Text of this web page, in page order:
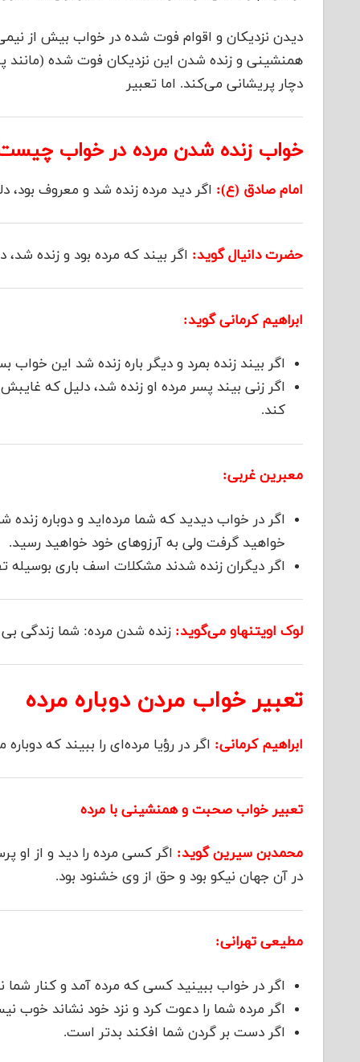
دیدن نزدیکان و اقوام فوت شده در خواب بیش از
همنشینی و زنده شدن این نزدیکان فوت شده (مانند
دچار پریشانی می‌کند. اما تعبیر
خواب زنده شدن مرده در خواب
امام صادق (ع): اگر دید مرده زنده شد و معروف بود،
حضرت دانیال گوید: اگر بیند که مرده بود و زنده شد،
ابراهیم کرمانی گوید:
اگر بیند زنده بمرد و دیگر باره زنده شد این خواب
اگر زنی بیند پسر مرده او زنده شد، دلیل که غایبش
کند.
معبرین غربی:
اگر در خواب دیدید که شما مرده‌اید و دوباره
خواهید گرفت ولی به آرزوهای خود خواهید رسید.
اگر دیگران زنده شدند مشکلات اسف باری بوسیله
لوک اویتنهاو می‌گوید: زنده شدن مرده: شما زندگی
تعبیر خواب مردن دوباره مرده
ابراهیم کرمانی: اگر در رؤیا مرده‌ای را ببیند که
تعبیر خواب صحبت و همنشینی با مرده
محمدبن سیرین گوید: اگر کسی مرده را دید و از او
در آن جهان نیکو بود و حق از وی خشنود بود.
مطیعی تهرانی:
اگر در خواب ببینید کسی که مرده آمد و کنار
اگر مرده شما را دعوت کرد و نزد خود نشاند خوب
اگر دست بر گردن شما افکند بدتر است.